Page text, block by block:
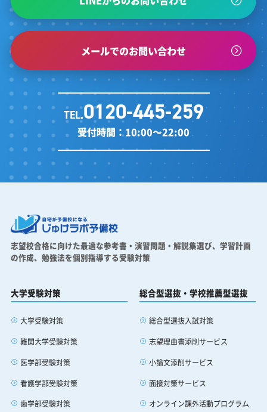
メールでのお問い合わせ
TEL.0120-445-259
受付時間：10:00～22:00
志望校合格に向けた最適な参考書・演習問題・解説集選び、 学習計画
の作成、勉強法を個別指導する受験対策
大学受験対策
大学受験対策
難関大学受験対策
医学部受験対策
看護学部受験対策
歯学部受験対策
総合型選抜・学校推薦型選抜
総合型選抜入試対策
志望理由書添削サービス
小論文添削サービス
面接対策サービス
オンライン課外活動プログラム